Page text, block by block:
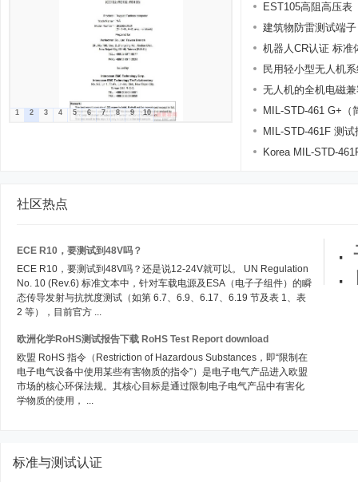
1 2 3 4 5 6 7 8 9 10
EST105高阻高压表
建筑物防雷测试端子
机器人CR认证 标准
民用轻小型无人机
无人机的全机电磁
MIL-STD-461 G+（
MIL-STD-461F 测试
Korea MIL-STD-
社区热点
ECE R10，要测试到48V吗？
ECE R10，要测试到48V吗？还是说12-24V就可以。 UN Regulation
No. 10 (Rev.6) 标准文本中，针对车载电源及ESA（电子子组件）的瞬
态传导发射与抗扰度测试（如第 6.7、6.9、6.17、6.19 节及表 1、表
2 等），目前官方 ...
欧洲化学RoHS测试报告下载 RoHS Test Report download
欧盟 RoHS 指令（Restriction of Hazardous Substances，即“限制在
电子电气设备中使用某些有害物质的指令”）是电子电气产品进入欧盟
市场的核心环保法规。其核心目标是通过限制电子电气产品中有害化
学物质的使用， ...
·
·
标准与测试认证